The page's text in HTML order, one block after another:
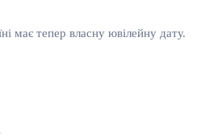
має тепер власну ювілейну дату.